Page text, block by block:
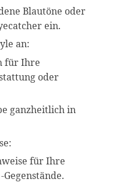
Blautöne oder
ein.
an:
für Ihre
oder
ganzheitlich in
für Ihre